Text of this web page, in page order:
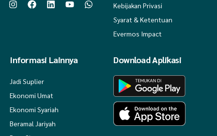
Kebijakan Privasi
Syarat & Ketentuan
Evermos Impact
Informasi Lainnya
Jadi Suplier
Ekonomi Umat
Ekonomi Syariah
Beramal Jariyah
Download Aplikasi